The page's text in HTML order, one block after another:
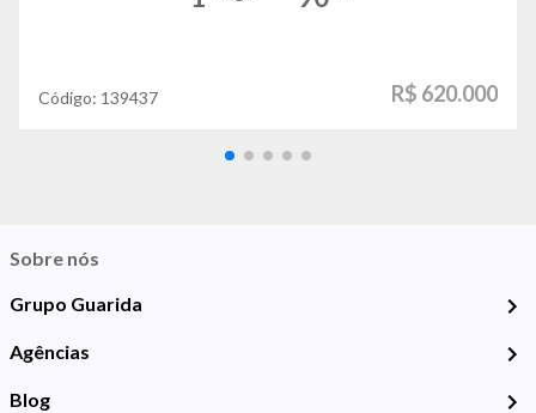
Código: 139437 R$ 620.000
Sobre nós
Grupo Guarida
Agências
Blog